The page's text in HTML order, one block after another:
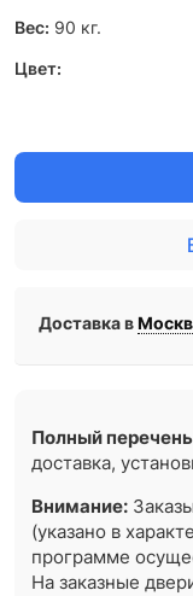
Вес: 90 кг.
Цвет:
Доставка в
Полный
доставка,
Внимание:
(указано в
программе
На заказные